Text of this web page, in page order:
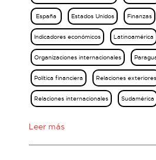
España Estados Unidos Finanzas
Indicadores económicos Latinoamérica
Organizaciones internacionales
Política financiera Relaciones exteriores
Relaciones internacionales Sudamérica
Leer más